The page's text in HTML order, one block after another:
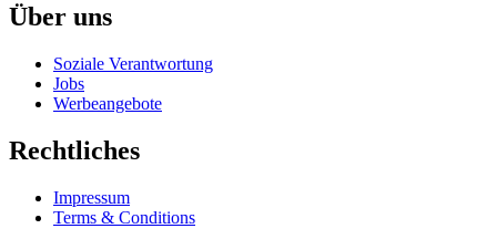
Über uns
Soziale Verantwortung
Jobs
Werbeangebote
Rechtliches
Impressum
Terms & Conditions